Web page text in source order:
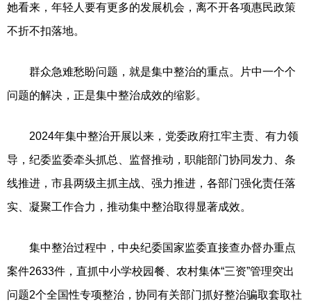
她看来，年轻人要有更多的发展机会，离不开各项惠民政策
不折不扣落地。
群众急难愁盼问题，就是集中整治的重点。片中一个个
问题的解决，正是集中整治成效的缩影。
2024年集中整治开展以来，党委政府扛牢主责、有力领
导，纪委监委牵头抓总、监督推动，职能部门协同发力、条
线推进，市县两级主抓主战、强力推进，各部门强化责任落
实、凝聚工作合力，推动集中整治取得显著成效。
集中整治过程中，中央纪委国家监委直接查办督办重点
案件2633件，直抓中小学校园餐、农村集体“三资”管理突出
问题2个全国性专项整治，协同有关部门抓好整治骗取套取社